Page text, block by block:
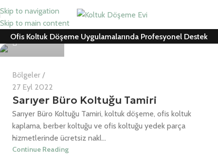
Skip to navigation
Skip to main content
Ofis Koltuk Döşeme Uygulamalarında Profesyonel Destek
Can Cemil
0
Bölgeler
27 Eyl 2022
Sarıyer Büro Koltuğu Tamiri
Sarıyer Büro Koltuğu Tamiri, koltuk döşeme, ofis koltuk
kaplama, berber koltuğu ve ofis koltuğu yedek parça
hizmetlerinde ücretsiz nakl...
Continue Reading